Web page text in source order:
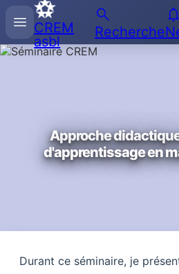
menu CREM
asbl
search
Recherche
notifications
Approche
d'apprentissage en
Durant ce séminaire, je